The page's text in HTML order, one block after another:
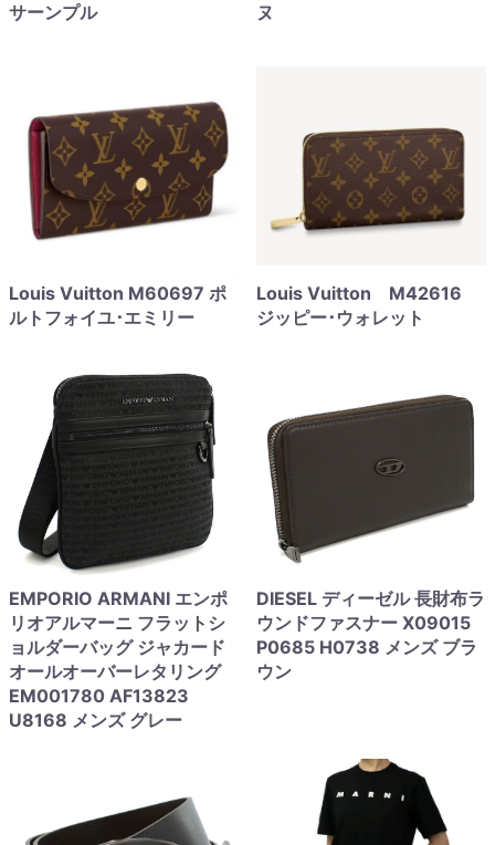
サーンプル
ヌ
Louis Vuitton M60697 ポ
ルトフォイユ･エミリー
Louis Vuitton M42616
ジッピー･ウォレット
EMPORIO ARMANI エンポ
リオアルマーニ フラットシ
ョルダーバッグ ジャカード
オールオーバーレタリング
EM001780 AF13823
U8168 メンズ グレー
DIESEL ディーゼル 長財布ラ
ウンドファスナー X09015
P0685 H0738 メンズ ブラ
ウン